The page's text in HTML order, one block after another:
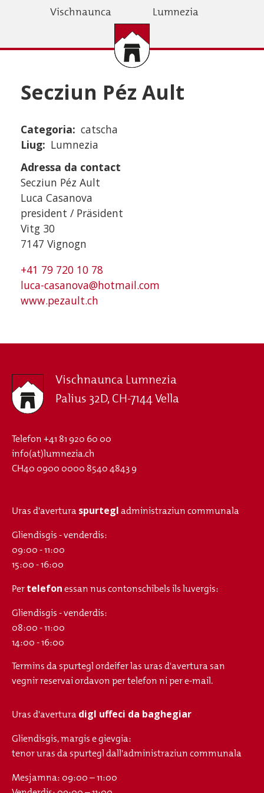
Vischnaunca Lumnezia
Secziun Péz Ault
Categoria
catscha
Liug
Lumnezia
Adressa da contact
Secziun Péz Ault
Luca Casanova
president / Präsident
Vitg 30
7147 Vignogn
+41 79 720 10 78
luca-casanova@hotmail.com
www.pezault.ch
Vischnaunca Lumnezia
Palius 32D, CH-7144 Vella
Telefon+41 81 920 60 00
info(at)lumnezia.ch
CH40 0900 0000 8540 4843 9
Uras d'averturaspurtegladministraziun communala
Gliendisgis - venderdis:
09:00 - 11:00
15:00 - 16:00
Pertelefonessan nus contonschibels ils luvergis:
Gliendisgis - venderdis:
08:00 - 11:00
14:00 - 16:00
Termins da spurtegl ordeifer las uras d'avertura san
vegnir reservai ordavon per telefon ni per e-mail.
Uras d'averturadigl uffeci da baghegiar
Gliendisgis, margis e gievgia:
tenor uras da spurtegl dall'administraziun communala
Mesjamna: 09:00 – 11:00